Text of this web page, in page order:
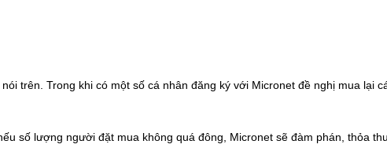
trên. Trong khi có một số cá nhân đăng ký với Micronet đề nghị mua lại
số lượng người đặt mua không quá đông, Micronet sẽ đàm phán, thỏa